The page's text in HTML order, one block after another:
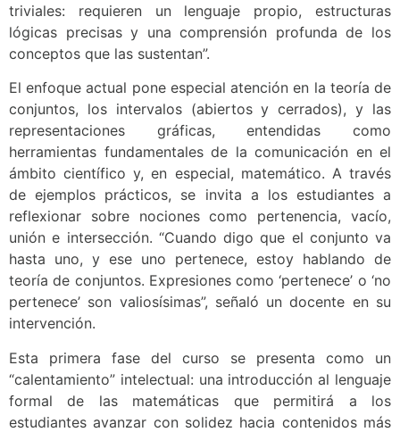
triviales: requieren un lenguaje propio, estructuras
lógicas precisas y una comprensión profunda de los
conceptos que las sustentan”.
El enfoque actual pone especial atención en la teoría de
conjuntos, los intervalos (abiertos y cerrados), y las
representaciones gráficas, entendidas como
herramientas fundamentales de la comunicación en el
ámbito científico y, en especial, matemático. A través
de ejemplos prácticos, se invita a los estudiantes a
reflexionar sobre nociones como pertenencia, vacío,
unión e intersección. “Cuando digo que el conjunto va
hasta uno, y ese uno pertenece, estoy hablando de
teoría de conjuntos. Expresiones como ‘pertenece’ o ‘no
pertenece’ son valiosísimas”, señaló un docente en su
intervención.
Esta primera fase del curso se presenta como un
“calentamiento” intelectual: una introducción al lenguaje
formal de las matemáticas que permitirá a los
estudiantes avanzar con solidez hacia contenidos más